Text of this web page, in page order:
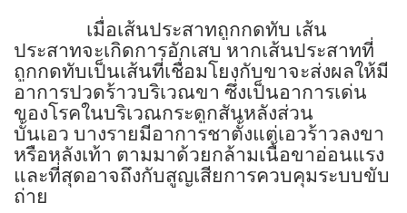
เมื่อเส้นประสาทถูกกดทับ เส้น
ประสาทจะเกิดการอักเสบ หากเส้นประสาทที่
ถูกกดทับเป็นเส้นที่เชื่อมโยงกับขาจะส่งผลให้มี
อาการปวดร้าวบริเวณขา ซึ่งเป็นอาการเด่น
ของโรคในบริเวณกระดูกสันหลังส่วน
บั้นเอว บางรายมีอาการชาตั้งแต่เอวร้าวลงขา
หรือหลังเท้า ตามมาด้วยกล้ามเนื้อขาอ่อนแรง
และที่สุดอาจถึงกับสูญเสียการควบคุมระบบขับ
ถ่าย